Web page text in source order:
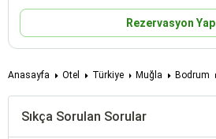
Rezervasyon Yap
Anasayfa Otel Türkiye Muğla Bodrum
Sıkça Sorulan Sorular